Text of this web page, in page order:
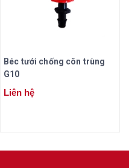
Béc tưới chống côn trùng
G10
Liên hệ